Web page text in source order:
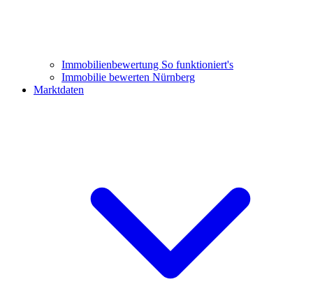
Immobilienbewertung So funktioniert's
Immobilie bewerten Nürnberg
Marktdaten